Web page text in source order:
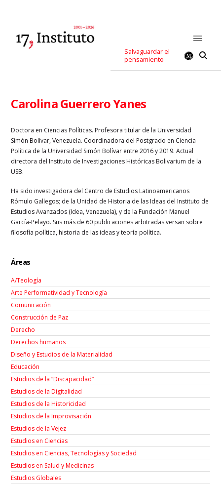
Salvaguardar el
pensamiento
Carolina Guerrero Yanes
Doctora en Ciencias Políticas. Profesora titular de la Universidad
Simón Bolívar, Venezuela. Coordinadora del Postgrado en Ciencia
Política de la Universidad Simón Bolívar entre 2016 y 2019. Actual
directora del Instituto de Investigaciones Históricas Bolivarium de la
USB.
Ha sido investigadora del Centro de Estudios Latinoamericanos
Rómulo Gallegos; de la Unidad de Historia de las Ideas del Instituto de
Estudios Avanzados (Idea, Venezuela), y de la Fundación Manuel
García-Pelayo. Sus más de 60 publicaciones arbitradas versan sobre
filosofía política, historia de las ideas y teoría política.
Áreas
A/Teología
Arte Performatividad y Tecnología
Comunicación
Construcción de Paz
Derecho
Derechos humanos
Diseño y Estudios de la Materialidad
Educación
Estudios de la “Discapacidad”
Estudios de la Digitalidad
Estudios de la Historicidad
Estudios de la Improvisación
Estudios de la Vejez
Estudios en Ciencias
Estudios en Ciencias, Tecnologías y Sociedad
Estudios en Salud y Medicinas
Estudios Globales